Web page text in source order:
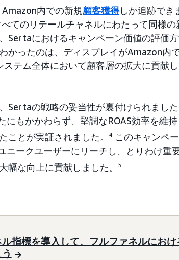
内での新規顧客獲得しか追跡でき
てのリテールチャネルにわたって同様
Sertaにおけるキャンペーン価値の評価
かったのは、ディスプレイがAmazon内
テム全体において顧客層の拡大に貢献
Sertaの戦略の妥当性が裏付けられまし
もかかわらず、堅調なROAS効率を維
ことが実証されました。
4 このキャンペ
ニークユーザーにリーチし、とりわけ重
幅な向上に貢献しました。
5
指標を導入して、フルファネルにお